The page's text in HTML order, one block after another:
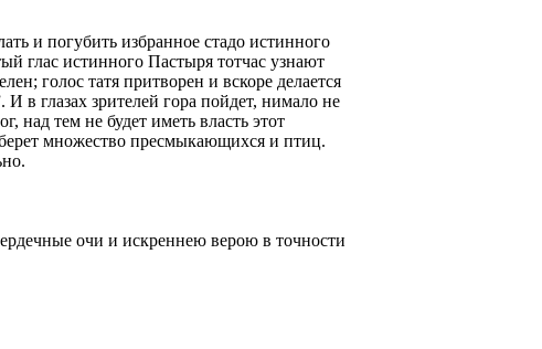
и погубить избранное стадо истинного
глас истинного Пастыря тотчас узнают
голос татя притворен и вскоре делается
в глазах зрителей гора пойдет, нимало не
над тем не будет иметь власть этот
множество пресмыкающихся и птиц.
очи и искреннею верою в точности